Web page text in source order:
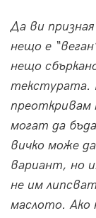
Да ви
нещо е
нещо
текстурата.
преоткривам
могат да
вичко може
вариант, но
не им
маслото.